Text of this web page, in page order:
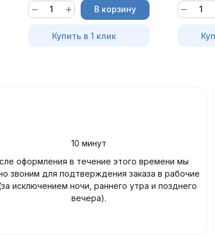
В корзину
Купить в 1 клик
10 минут
оформления в течение этого времени мы
звоним для подтверждения заказа в рабочие
исключением ночи, раннего утра и позднего
вечера).